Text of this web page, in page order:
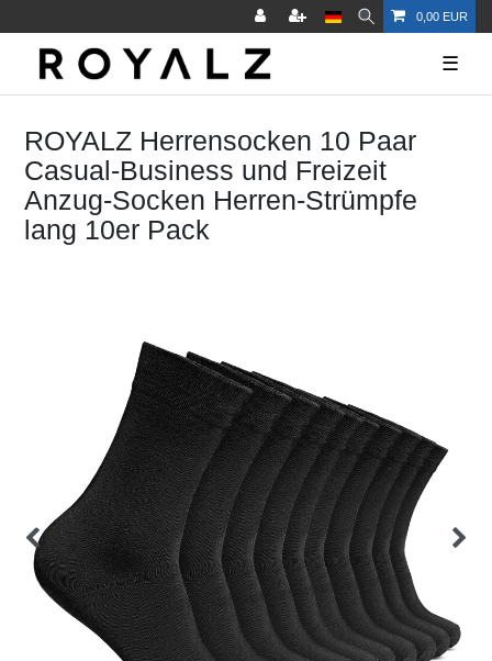
0,00 EUR
☰
ROYALZ Herrensocken 10 Paar
Casual-Business und Freizeit
Anzug-Socken Herren-Strümpfe
lang 10er Pack